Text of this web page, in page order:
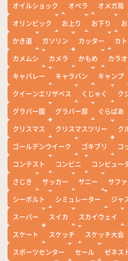
オイルショック
オペラ オメガ局
オリンピック
お上り お下り
かき道
ガソリン カッター カ
カメムシ
カメラ かもめ カラ
キャバレー
キャラバン キャンプ
クイーンエリザベス
くじゃく ク
グラバー園
グラバー邸 ぐらばあ
クリスマス
クリスマスツリー ク
ゴールデンウイーク
ゴキブリ コ
コンテスト
コンビニ コンピュー
さじき
サッカー サニー サフ
シーボルト
シミュレーター ジャ
スーパー
スイカ スカイウェイ
スケート
スケッチ スケッチ大会
スポーツセンター
セール ゼネス